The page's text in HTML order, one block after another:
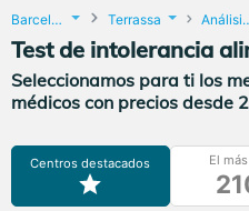
Barcelona Terrassa
Test de intolerancia
Seleccionamos para ti los
médicos con precios desde
Centros destacados El